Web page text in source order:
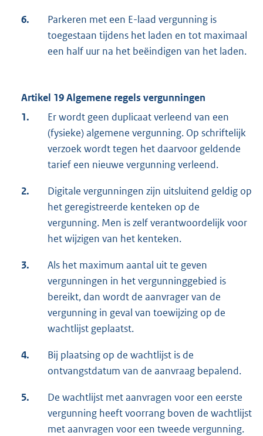
6.
Parkeren met een E-laad vergunning is
toegestaan tijdens het laden en tot maximaal
een half uur na het beëindigen van het laden.
Artikel 19 Algemene regels vergunningen
1.
Er wordt geen duplicaat verleend van een
(fysieke) algemene vergunning. Op schriftelijk
verzoek wordt tegen het daarvoor geldende
tarief een nieuwe vergunning verleend.
2.
Digitale vergunningen zijn uitsluitend geldig op
het geregistreerde kenteken op de
vergunning. Men is zelf verantwoordelijk voor
het wijzigen van het kenteken.
3.
Als het maximum aantal uit te geven
vergunningen in het vergunninggebied is
bereikt, dan wordt de aanvrager van de
vergunning in geval van toewijzing op de
wachtlijst geplaatst.
4.
Bij plaatsing op de wachtlijst is de
ontvangstdatum van de aanvraag bepalend.
5.
De wachtlijst met aanvragen voor een eerste
vergunning heeft voorrang boven de wachtlijst
met aanvragen voor een tweede vergunning.